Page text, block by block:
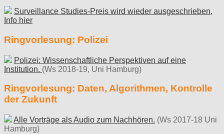
Surveillance Studies-Preis wird wieder ausgeschrieben,
Info hier
Ringvorlesung: Polizei
Polizei: Wissenschaftliche Perspektiven auf eine
Institution. (Ws 2018-19, Uni Hamburg)
Ringvorlesung: Daten, Algorithmen, Kontrolle
der Zukunft
Alle Vorträge als Audio zum Nachhören. (Ws 2017-18 Uni
Hamburg)